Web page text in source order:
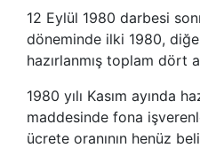
12 Eylül 1980 darbesi
döneminde ilki 1980,
hazırlanmış toplam dört
1980 yılı Kasım ayında
maddesinde fona
ücrete oranının henüz